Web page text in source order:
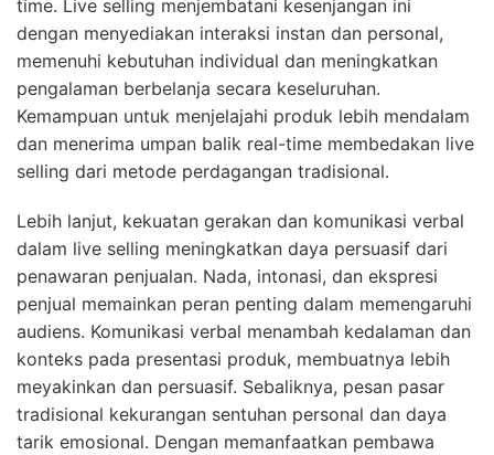
time. Live selling menjembatani kesenjangan ini
dengan menyediakan interaksi instan dan personal,
memenuhi kebutuhan individual dan meningkatkan
pengalaman berbelanja secara keseluruhan.
Kemampuan untuk menjelajahi produk lebih mendalam
dan menerima umpan balik real-time membedakan live
selling dari metode perdagangan tradisional.
Lebih lanjut, kekuatan gerakan dan komunikasi verbal
dalam live selling meningkatkan daya persuasif dari
penawaran penjualan. Nada, intonasi, dan ekspresi
penjual memainkan peran penting dalam memengaruhi
audiens. Komunikasi verbal menambah kedalaman dan
konteks pada presentasi produk, membuatnya lebih
meyakinkan dan persuasif. Sebaliknya, pesan pasar
tradisional kekurangan sentuhan personal dan daya
tarik emosional. Dengan memanfaatkan pembawa